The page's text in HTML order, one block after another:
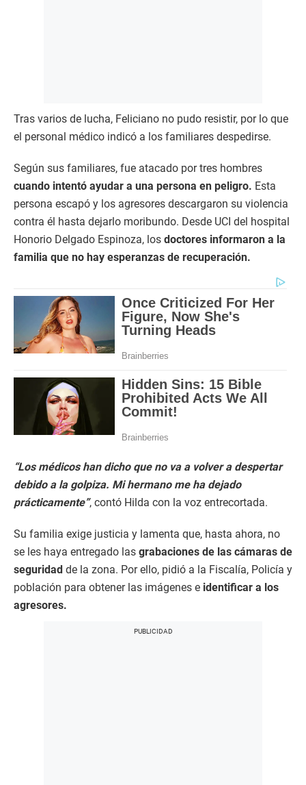
Tras varios de lucha, Feliciano no pudo resistir, por lo que
el personal médico indicó a los familiares despedirse.
Según sus familiares, fue atacado por tres hombres
cuando intentó ayudar a una persona en peligro. Esta
persona escapó y los agresores descargaron su violencia
contra él hasta dejarlo moribundo. Desde UCI del hospital
Honorio Delgado Espinoza, los doctores informaron a la
familia que no hay esperanzas de recuperación.
“Los médicos han dicho que no va a volver a despertar
debido a la golpiza. Mi hermano me ha dejado
prácticamente”, contó Hilda con la voz entrecortada.
Su familia exige justicia y lamenta que, hasta ahora, no
se les haya entregado las grabaciones de las cámaras de
seguridad de la zona. Por ello, pidió a la Fiscalía, Policía y
población para obtener las imágenes e identificar a los
agresores.